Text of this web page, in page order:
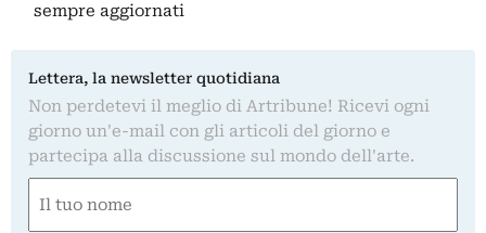
sempre aggiornati
Lettera, la newsletter quotidiana
Non perdetevi il meglio di Artribune! Ricevi ogni
giorno un'e-mail con gli articoli del giorno e
partecipa alla discussione sul mondo dell'arte.
(Obbligatorio)